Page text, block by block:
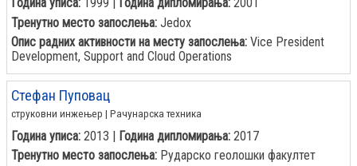
Година уписа: 1999 | Година дипломирања: 2001
Тренутно место запослења: Jedox
Опис радних активности на месту запослења: Vice President
Development, Support and Cloud Operations
Стефан Пуповац
струковни инжењер | Рачунарска техника
Година уписа: 2013 | Година дипломирања: 2017
Тренутно место запослења: Рударско геолошки факултет